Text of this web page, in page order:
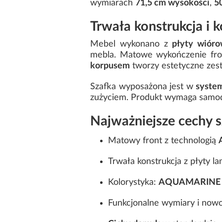
wymiarach 71,5 cm wysokości,
Trwała konstrukcja i
Mebel wykonano z płyty
mebla. Matowe wykończenie
korpusem tworzy estetyczne
Szafka wyposażona jest w
zużyciem. Produkt wymaga
Najważniejsze cechy
Matowy front z technologią
Trwała konstrukcja z płyty
Kolorystyka: AQUAMARINE
Funkcjonalne wymiary i